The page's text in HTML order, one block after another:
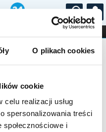
O plikach cookies
cookie
realizacji usług
spersonalizowania treści
i
...
STAND-UP
zakończona,
w kasie.
72 lub e-mail: